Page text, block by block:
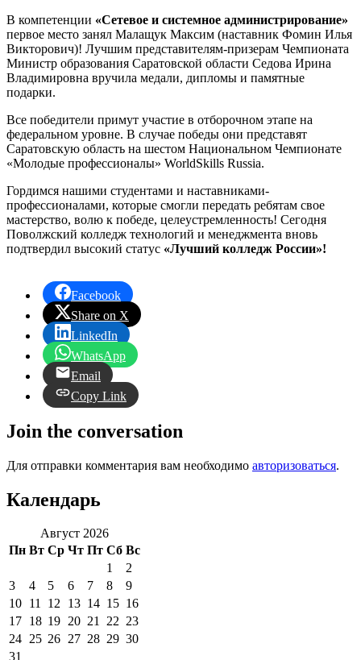
В компетенции «Сетевое и системное администрирование»
первое место занял Малащук Максим (наставник Фомин Илья
Викторович)! Лучшим представителям-призерам Чемпионата
Министр образования Саратовской области Седова Ирина
Владимировна вручила медали, дипломы и памятные
подарки.
Все победители примут участие в отборочном этапе на
федеральном уровне. В случае победы они представят
Саратовскую область на шестом Национальном Чемпионате
«Молодые профессионалы» WorldSkills Russia.
Гордимся нашими студентами и наставниками-
профессионалами, которые смогли передать ребятам свое
мастерство, волю к победе, целеустремленность! Сегодня
Поволжский колледж технологий и менеджмента вновь
подтвердил высокий статус «Лучший колледж России»!
Facebook
Share on X
LinkedIn
WhatsApp
Email
Copy Link
Join the conversation
Для отправки комментария вам необходимо авторизоваться.
Календарь
Август 2026
Пн Вт Ср Чт Пт Сб Вс
1
2
3
4 5 6 7 8
9
10 11 12 13 14 15 16
17 18 19 20 21 22 23
24 25 26 27 28 29 30
31